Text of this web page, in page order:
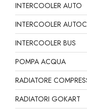
INTERCOOLER AUTO
INTERCOOLER
INTERCOOLER BUS
POMPA ACQUA
RADIATORE
RADIATORI GOKART